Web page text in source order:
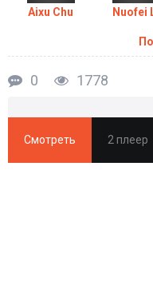
Aixu Chu Nuofei
0 1778
Смотреть 2 плеер